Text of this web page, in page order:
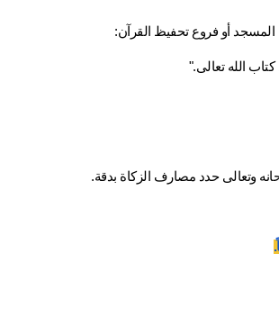
المسجد أو فروع تحفيظ القرآن:
الله تعالى."
وتعالى حدد مصارف الزكاة بدقة.